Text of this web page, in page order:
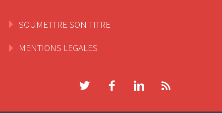
SOUMETTRE SON TITRE
MENTIONS LEGALES